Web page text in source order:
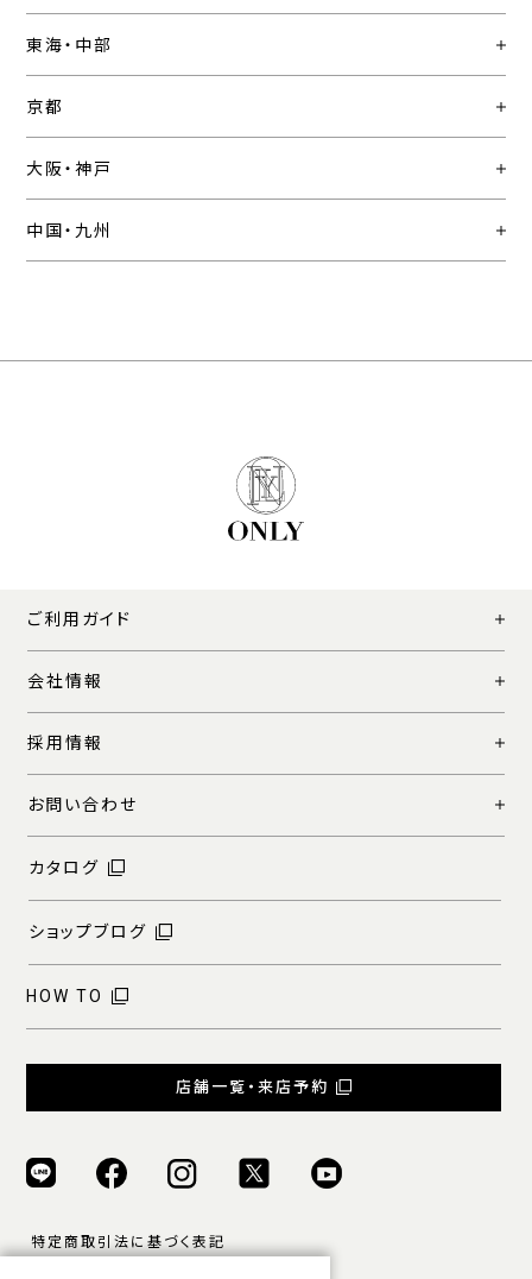
東海・中部
京都
大阪・神戸
中国・九州
ご利用ガイド
会社情報
採用情報
お問い合わせ
カタログ
ショップブログ
HOW TO
店舗一覧・来店予約
特定商取引法に基づく表記